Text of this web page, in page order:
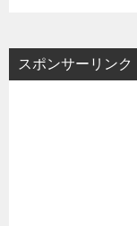
スポンサーリンク